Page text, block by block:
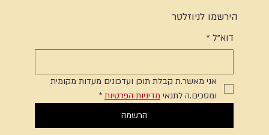
הירשמו לניוזלטר
דוא"ל *
אני מאשר.ת קבלת תוכן ועדכונים מעדות מקומית
ומסכים.ה לתנאי מדיניות הפרטיות *
הרשמה